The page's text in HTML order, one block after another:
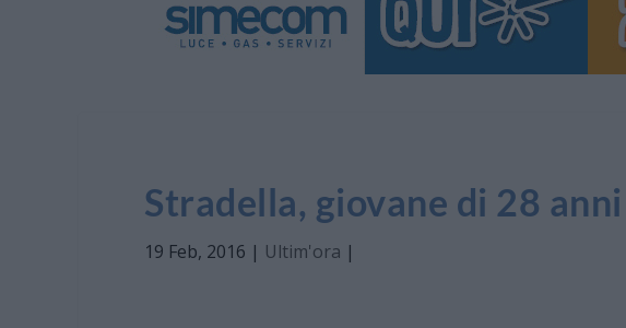
Stradella, giovane di 28
19 Feb, 2016 | Ultim'ora |